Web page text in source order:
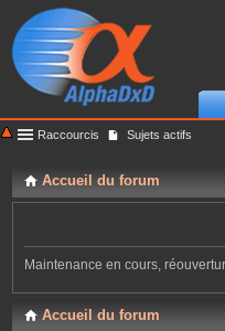
Raccourcis Sujets actifs
Accueil du forum
Maintenance en cours,
Accueil du forum